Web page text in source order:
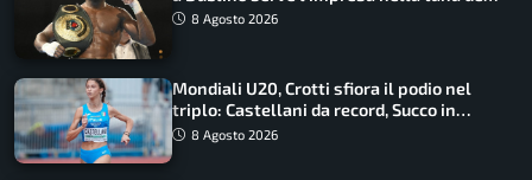
lupo8 Agosto 2026
Mondiali U20, Crotti sfiora il podio nel
triplo: Castellani da record, Succo in
finale
8 Agosto 2026